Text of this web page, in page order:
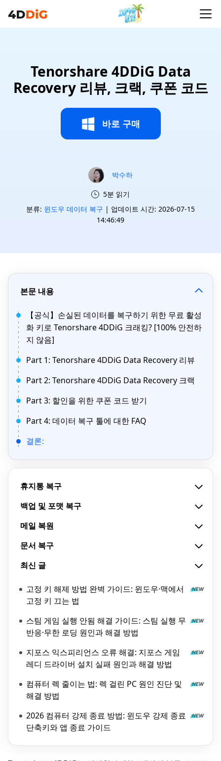
Tenorshare 4DDiG Data
Recovery 리뷰, 크랙, 쿠폰 코드
바로 구매
박수하
5분 읽기
분류: 윈도우 데이터 복구 | 업데이트 시간: 2026-07-15
14:46:49
본문 내용
【공식】손실된 데이터를 복구하기 위한 무료 활성
화 키로 Tenorshare 4DDiG 크래킹? [100% 안전하
지 않음]
Part 1: Tenorshare 4DDiG Data Recovery 리뷰
Part 2: Tenorshare 4DDiG Data Recovery 크랙
Part 3: 할인을 위한 쿠폰 코드 받기
Part 4: 데이터 복구 툴에 대한 FAQ
결론:
휴지통 복구
백업 및 포맷 복구
메일 복원
문서 복구
최신 글
고정 키 해제 방법 완벽 가이드: 윈도우·맥에서
고정 키 끄는 법
스팀 게임 실행 안됨 해결 가이드: 스팀 실행 무
반응·무한 로딩 원인과 해결 방법
지포스 익스피리언스 오류 해결: 지포스 게임
레디 드라이버 설치 실패 원인과 해결 방법
컴퓨터 렉 줄이는 법: 렉 걸린 PC 원인 진단 및
해결 방법
2026 컴퓨터 강제 종료 방법: 윈도우 강제 종료
단축키와 앱 종료 가이드